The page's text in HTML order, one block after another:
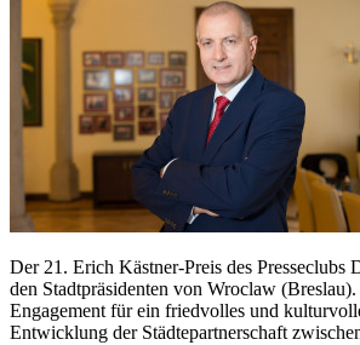
Der 21. Erich Kästner-Preis des
den Stadtpräsidenten von Wroclaw
Engagement für ein friedvolles und
Entwicklung der Städtepartnerschaft